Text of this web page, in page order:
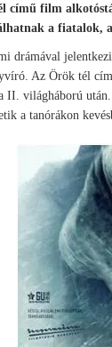
című film
a fiatalok,
drámával
Az Örök tél
II. világháború
a tanórákon